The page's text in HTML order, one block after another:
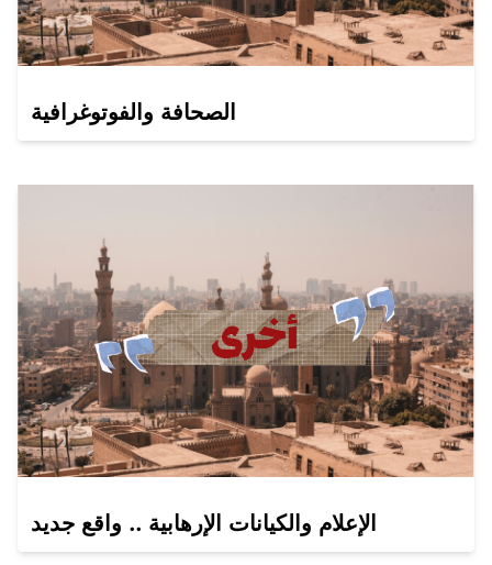
الصحافة والفوتوغرافية
الإعلام والكيانات الإرهابية .. واقع جديد